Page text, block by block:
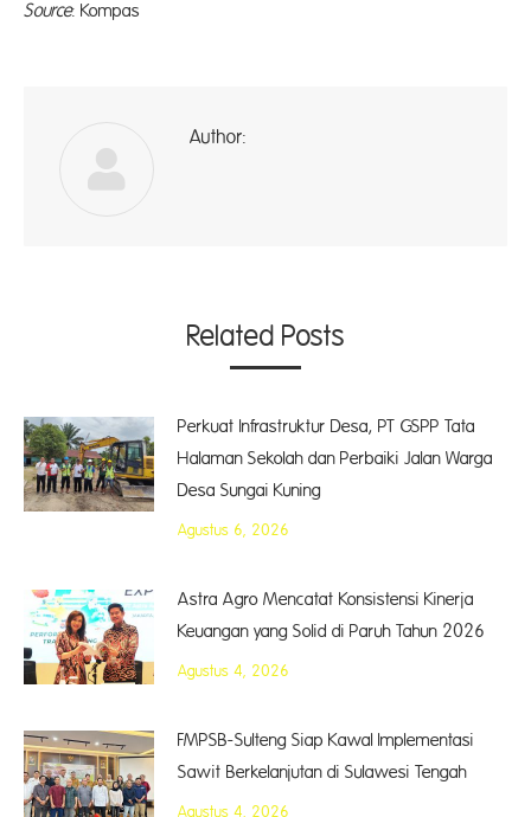
Source: Kompas
Author:
Related Posts
Perkuat Infrastruktur Desa, PT GSPP Tata
Halaman Sekolah dan Perbaiki Jalan Warga
Desa Sungai Kuning
Agustus 6, 2026
Astra Agro Mencatat Konsistensi Kinerja
Keuangan yang Solid di Paruh Tahun 2026
Agustus 4, 2026
FMPSB-Sulteng Siap Kawal Implementasi
Sawit Berkelanjutan di Sulawesi Tengah
Agustus 4, 2026